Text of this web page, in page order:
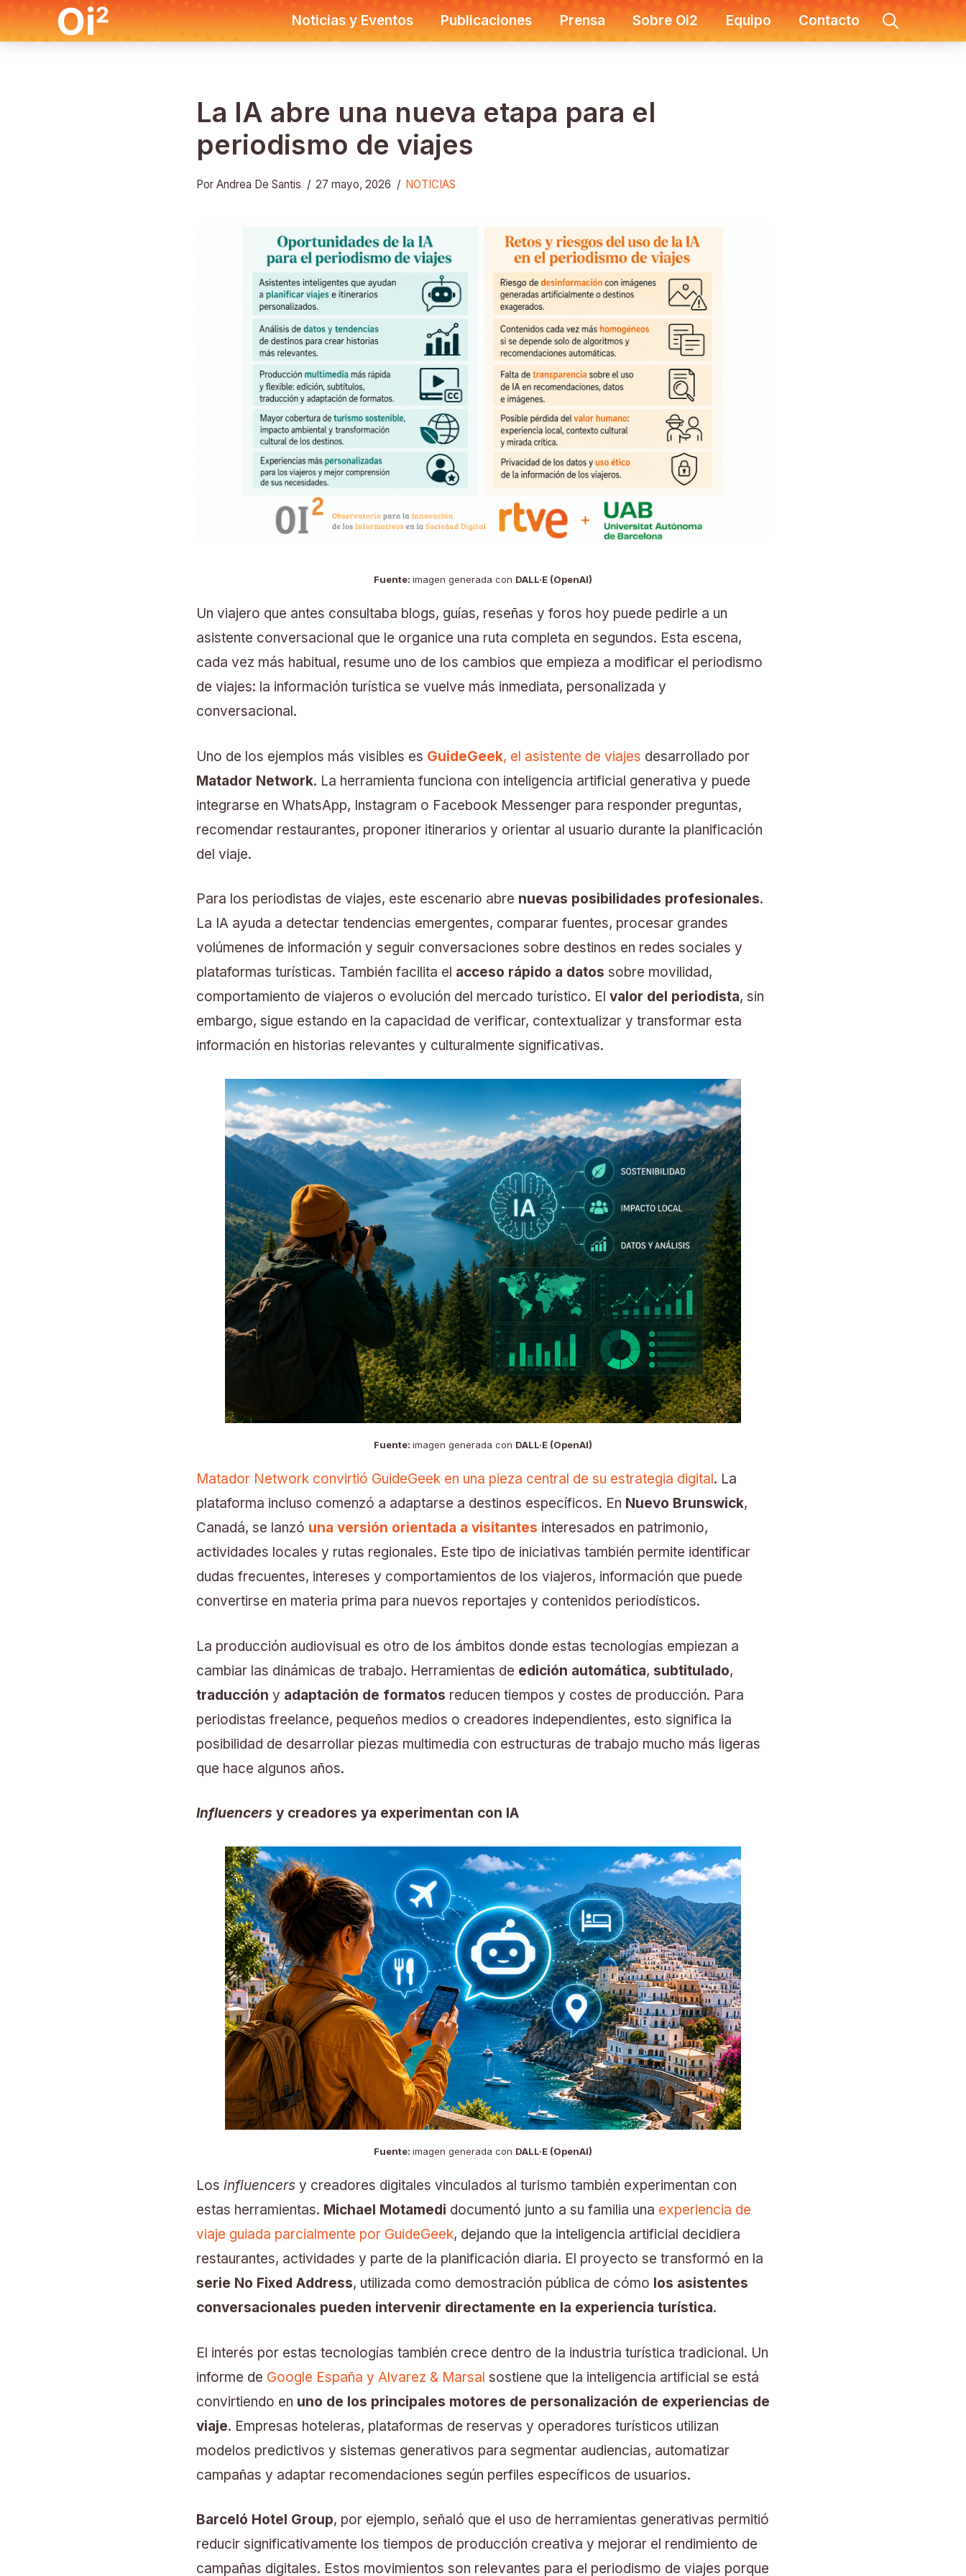
Noticias y Eventos Publicaciones Prensa Sobre Oi2 Equipo Contacto
La IA abre una nueva etapa para el
periodismo de viajes
Por Andrea De Santis / 27 mayo, 2026 / NOTICIAS
Fuente: imagen generada con DALL·E (OpenAI)
Un viajero que antes consultaba blogs, guías, reseñas y foros hoy puede pedirle a un
asistente conversacional que le organice una ruta completa en segundos. Esta escena,
cada vez más habitual, resume uno de los cambios que empieza a modificar el periodismo
de viajes: la información turística se vuelve más inmediata, personalizada y
conversacional.
Uno de los ejemplos más visibles es GuideGeek, el asistente de viajes desarrollado por
Matador Network. La herramienta funciona con inteligencia artificial generativa y puede
integrarse en WhatsApp, Instagram o Facebook Messenger para responder preguntas,
recomendar restaurantes, proponer itinerarios y orientar al usuario durante la planificación
del viaje.
Para los periodistas de viajes, este escenario abre nuevas posibilidades profesionales.
La IA ayuda a detectar tendencias emergentes, comparar fuentes, procesar grandes
volúmenes de información y seguir conversaciones sobre destinos en redes sociales y
plataformas turísticas. También facilita el acceso rápido a datos sobre movilidad,
comportamiento de viajeros o evolución del mercado turístico. El valor del periodista, sin
embargo, sigue estando en la capacidad de verificar, contextualizar y transformar esta
información en historias relevantes y culturalmente significativas.
Fuente: imagen generada con DALL·E (OpenAI)
Matador Network convirtió GuideGeek en una pieza central de su estrategia digital. La
plataforma incluso comenzó a adaptarse a destinos específicos. En Nuevo Brunswick,
Canadá, se lanzó una versión orientada a visitantes interesados en patrimonio,
actividades locales y rutas regionales. Este tipo de iniciativas también permite identificar
dudas frecuentes, intereses y comportamientos de los viajeros, información que puede
convertirse en materia prima para nuevos reportajes y contenidos periodísticos.
La producción audiovisual es otro de los ámbitos donde estas tecnologías empiezan a
cambiar las dinámicas de trabajo. Herramientas de edición automática, subtitulado,
traducción y adaptación de formatos reducen tiempos y costes de producción. Para
periodistas freelance, pequeños medios o creadores independientes, esto significa la
posibilidad de desarrollar piezas multimedia con estructuras de trabajo mucho más ligeras
que hace algunos años.
Influencers y creadores ya experimentan con IA
Fuente: imagen generada con DALL·E (OpenAI)
Los influencers y creadores digitales vinculados al turismo también experimentan con
estas herramientas. Michael Motamedi documentó junto a su familia una experiencia de
viaje guiada parcialmente por GuideGeek, dejando que la inteligencia artificial decidiera
restaurantes, actividades y parte de la planificación diaria. El proyecto se transformó en la
serie No Fixed Address, utilizada como demostración pública de cómo los asistentes
conversacionales pueden intervenir directamente en la experiencia turística.
El interés por estas tecnologías también crece dentro de la industria turística tradicional. Un
informe de Google España y Alvarez & Marsal sostiene que la inteligencia artificial se está
convirtiendo en uno de los principales motores de personalización de experiencias de
viaje. Empresas hoteleras, plataformas de reservas y operadores turísticos utilizan
modelos predictivos y sistemas generativos para segmentar audiencias, automatizar
campañas y adaptar recomendaciones según perfiles específicos de usuarios.
Barceló Hotel Group, por ejemplo, señaló que el uso de herramientas generativas permitió
reducir significativamente los tiempos de producción creativa y mejorar el rendimiento de
campañas digitales. Estos movimientos son relevantes para el periodismo de viajes porque